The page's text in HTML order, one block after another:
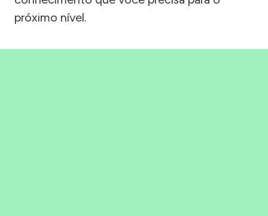
próximo nível.